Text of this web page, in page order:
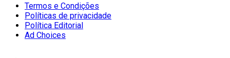
Termos e Condições
Políticas de privacidade
Política Editorial
Ad Choices